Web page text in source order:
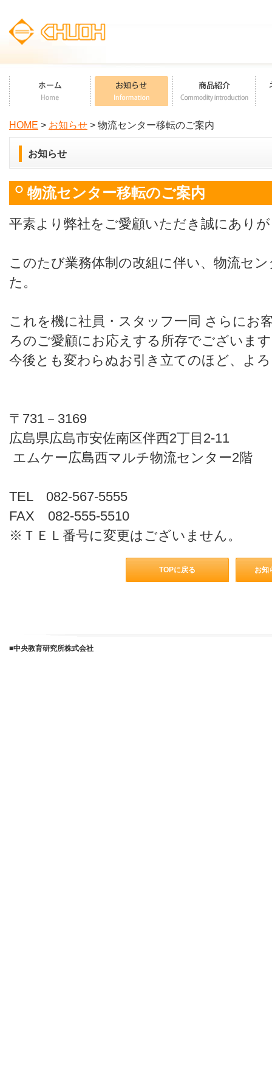
HOME > お知らせ > 物流センター移転のご案内
お知らせ
物流センター移転のご案内
平素より弊社をご愛顧いただき誠にあり
このたび業務体制の改組に伴い、物流セ
た。
これを機に社員・スタッフ一同 さらにお
ろのご愛顧にお応えする所存でございま
今後とも変わらぬお引き立てのほど、よ
〒731－3169
広島県広島市安佐南区伴西2丁目2-11
エムケー広島西マルチ物流センター2階
TEL 082-567-5555
FAX 082-555-5510
※ＴＥＬ番号に変更はございません。
■中央教育研究所株式会社